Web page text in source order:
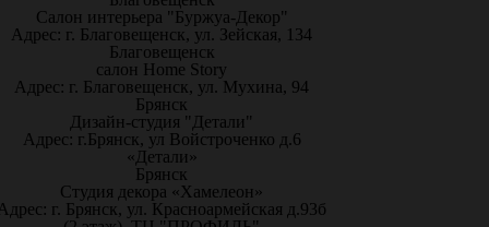
Салон интерьера "Буржуа-Декор"
Адрес: г. Благовещенск, ул. Зейская, 134
Благовещенск
салон Home Story
Адрес: г. Благовещенск, ул. Мухина, 94
Брянск
Дизайн-студия "Детали"
Адрес: г.Брянск, ул Войстроченко д.6
«Детали»
Брянск
Студия декора «Хамелеон»
г. Брянск, ул. Красноармейская д.93б